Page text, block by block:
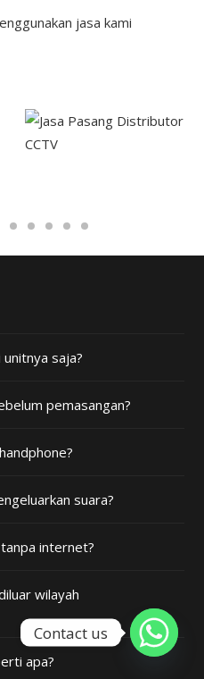
jasa kami
saja?
pemasangan?
suara?
tanpa internet?
wilayah
apa?
Contact us